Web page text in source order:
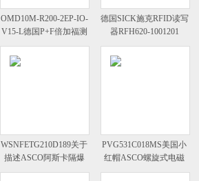
OMD10M-R200-2EP-IO-
V15-L德国P+F倍加福测
距传感器基本数据表
德国SICK施克RFID读写
器RFH620-1001201
WSNFETG210D189关于
描述ASCO阿斯卡隔爆
阀门
PVG531C018MS美国小
红帽ASCO螺旋式电磁
阀